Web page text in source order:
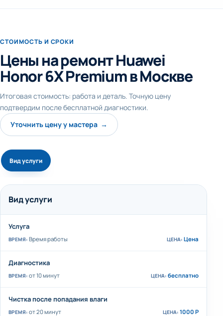
СТОИМОСТЬ И СРОКИ
Цены на ремонт Huawei
Honor 6X Premium в Москве
Итоговая стоимость: работа и деталь. Точную цену
подтвердим после бесплатной диагностики.
Уточнить цену у мастера →
Вид услуги
Вид услуги
Услуга
Время работы Цена
Диагностика
от 10 минут бесплатно
Чистка после попадания влаги
от 20 минут 1000 Р